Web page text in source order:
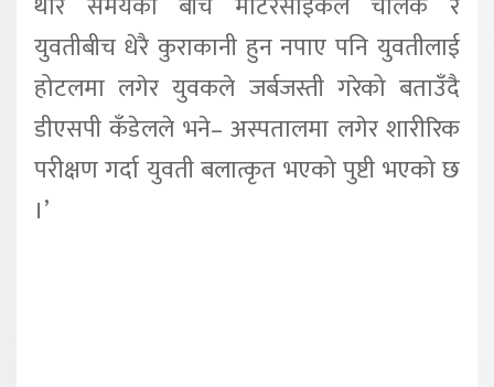
युवतीबीच धेरै कुराकानी हुन नपाए पनि युवतीलाई
होटलमा लगेर युवकले जर्बजस्ती गरेको बताउँदै
डीएसपी कँडेलले भने– अस्पतालमा लगेर शारीरिक
परीक्षण गर्दा युवती बलात्कृत भएको पुष्टी भएको छ
।’